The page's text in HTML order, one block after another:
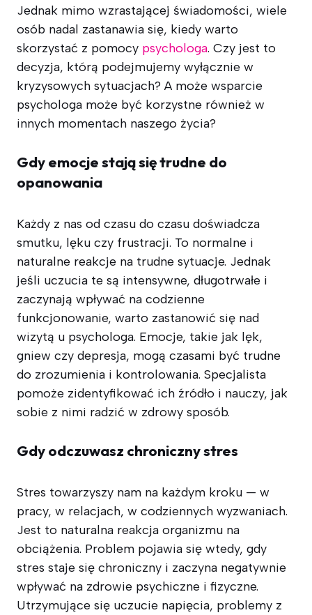
Jednak mimo wzrastającej świadomości, wiele
osób nadal zastanawia się, kiedy warto
skorzystać z pomocy psychologa. Czy jest to
decyzja, którą podejmujemy wyłącznie w
kryzysowych sytuacjach? A może wsparcie
psychologa może być korzystne również w
innych momentach naszego życia?
Gdy emocje stają się trudne do
opanowania
Każdy z nas od czasu do czasu doświadcza
smutku, lęku czy frustracji. To normalne i
naturalne reakcje na trudne sytuacje. Jednak
jeśli uczucia te są intensywne, długotrwałe i
zaczynają wpływać na codzienne
funkcjonowanie, warto zastanowić się nad
wizytą u psychologa. Emocje, takie jak lęk,
gniew czy depresja, mogą czasami być trudne
do zrozumienia i kontrolowania. Specjalista
pomoże zidentyfikować ich źródło i nauczy, jak
sobie z nimi radzić w zdrowy sposób.
Gdy odczuwasz chroniczny stres
Stres towarzyszy nam na każdym kroku — w
pracy, w relacjach, w codziennych wyzwaniach.
Jest to naturalna reakcja organizmu na
obciążenia. Problem pojawia się wtedy, gdy
stres staje się chroniczny i zaczyna negatywnie
wpływać na zdrowie psychiczne i fizyczne.
Utrzymujące się uczucie napięcia, problemy z